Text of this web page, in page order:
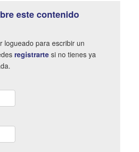
este contenido
logueado para escribir un
registrarte si no tienes ya